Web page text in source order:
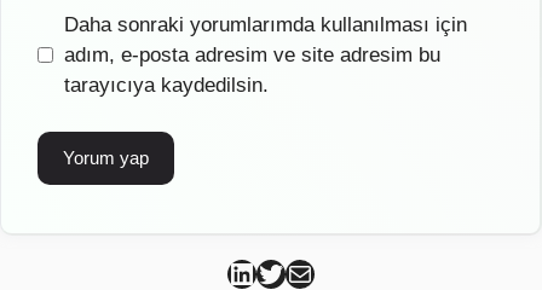
İnternet
sitesi
Daha sonraki yorumlarımda kullanılması için
adım, e-posta adresim ve site adresim bu
tarayıcıya kaydedilsin.
Can Kütahya Linkedin
Can Kütahya Twitter
Can Kütahya Mail